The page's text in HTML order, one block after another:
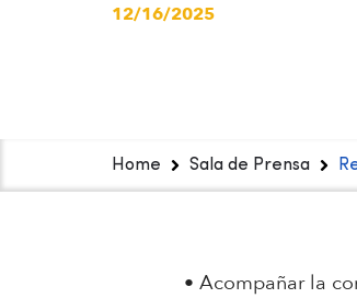
12/16/2025
Home Sala de Prensa
• Acompañar la